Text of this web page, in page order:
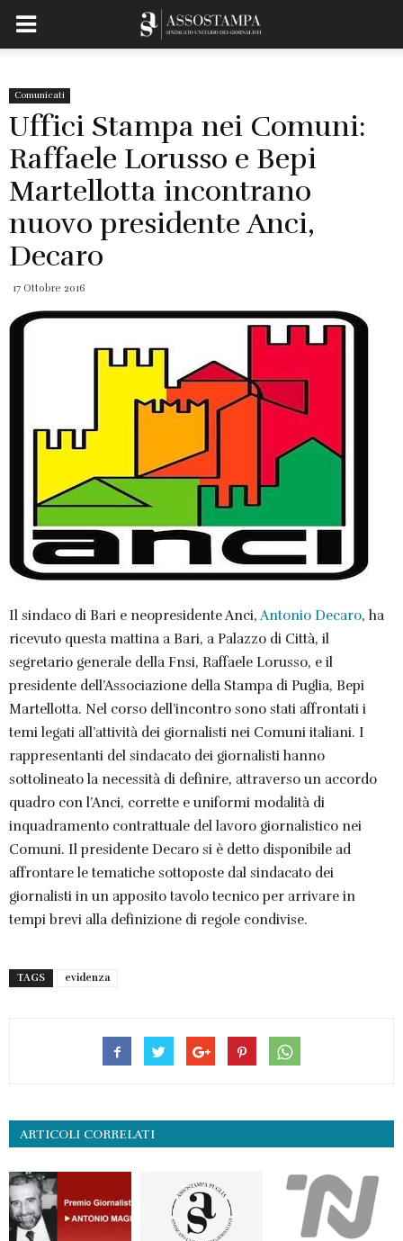
Comunicati
Uffici Stampa nei Comuni:
Raffaele Lorusso e Bepi
Martellotta incontrano
nuovo presidente Anci,
Decaro
17 Ottobre 2016
Il sindaco di Bari e neopresidente Anci, Antonio Decaro, ha
ricevuto questa mattina a Bari, a Palazzo di Città, il
segretario generale della Fnsi, Raffaele Lorusso, e il
presidente dell’Associazione della Stampa di Puglia, Bepi
Martellotta. Nel corso dell’incontro sono stati affrontati i
temi legati all’attività dei giornalisti nei Comuni italiani. I
rappresentanti del sindacato dei giornalisti hanno
sottolineato la necessità di definire, attraverso un accordo
quadro con l’Anci, corrette e uniformi modalità di
inquadramento contrattuale del lavoro giornalistico nei
Comuni. Il presidente Decaro si è detto disponibile ad
affrontare le tematiche sottoposte dal sindacato dei
giornalisti in un apposito tavolo tecnico per arrivare in
tempi brevi alla definizione di regole condivise.
TAGS evidenza
ARTICOLI CORRELATI